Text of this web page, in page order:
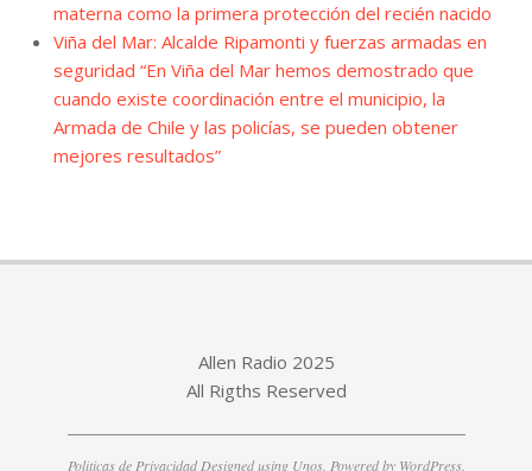
materna como la primera protección del recién nacido
Viña del Mar: Alcalde Ripamonti y fuerzas armadas en
seguridad “En Viña del Mar hemos demostrado que
cuando existe coordinación entre el municipio, la
Armada de Chile y las policías, se pueden obtener
mejores resultados”
Allen Radio 2025
All Rigths Reserved
Politicas de PrivacidadDesigned using Unos. Powered by WordPress.